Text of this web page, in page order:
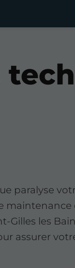
paralyse
maintenance
Gilles les
assurer